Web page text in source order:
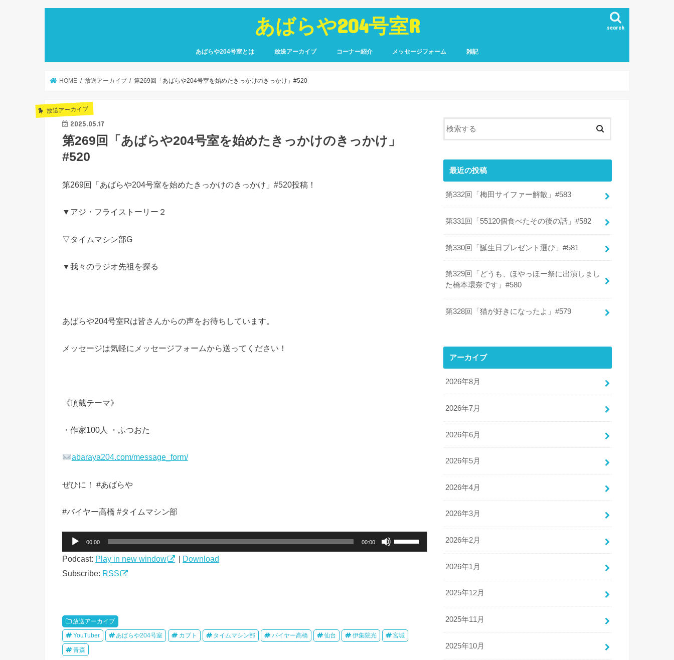
あばらや204号室R search
あばらや204号室とは 放送アーカイブ コーナー紹介 メッセージフォーム 雑記
HOME 放送アーカイブ 第269回「あばらや204号室を始めたきっかけのきっかけ」#520
放送アーカイブ
2025.05.17
第269回「あばらや204号室を始めたきっかけのきっかけ」
#520
第269回「あばらや204号室を始めたきっかけのきっかけ」#520投稿！
▼アジ・フライストーリー２
▽タイムマシン部G
▼我々のラジオ先祖を探る
あばらや204号室Rは皆さんからの声をお待ちしています。
メッセージは気軽にメッセージフォームから送ってください！
《頂戴テーマ》
・作家100人 ・ふつおた
abaraya204.com/message_form/
ぜひに！ #あばらや
#バイヤー高橋 #タイムマシン部
プ
レ
00:00 00:00
は
Podcast: Play in new window
Download
Subscribe: RSS
放送アーカイブ
YouTuber あばらや204号室 カブト タイムマシン部 バイヤー高橋 仙台 伊集院光 宮城
青森
最近の投稿
第332回「梅田サイファー解散」#583
第331回「55120個食べたその後の話」#582
第330回「誕生日プレゼント選び」#581
第329回「どうも、ほやっほー祭に出演しまし
た橋本環奈です」#580
第328回「猫が好きになったよ」#579
アーカイブ
2026年8月
2026年7月
2026年6月
2026年5月
2026年4月
2026年3月
2026年2月
2026年1月
2025年12月
2025年11月
2025年10月